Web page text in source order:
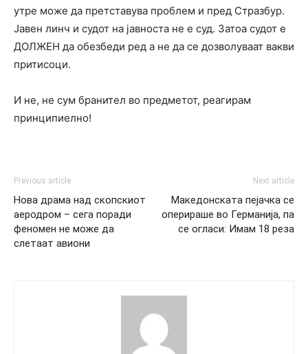
утре може да претставува проблем и пред Стразбур.
Јавен линч и судот на јавноста не е суд. Затоа судот е
ДОЛЖЕН да обезбеди ред а не да се дозволуваат вакви
притисоци.
И не, не сум бранител во предметот, реагирам
принципиелно!
Previous article
Нова драма над скопскиот
аеродром – сега поради
феномен не може да
слетаат авиони
Next article
Македонската пејачка се
оперираше во Германија, па
се огласи: Имам 18 реза